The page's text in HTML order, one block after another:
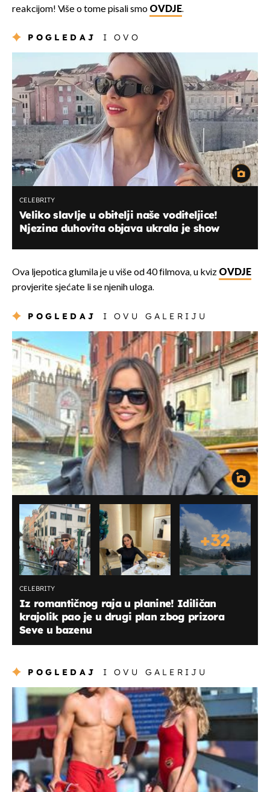
reakcijom! Više o tome pisali smo OVDJE.
POGLEDAJ I OVO
CELEBRITY
Veliko slavlje u obitelji naše voditeljice!
Njezina duhovita objava ukrala je show
Ova ljepotica glumila je u više od 40 filmova, u kviz OVDJE
provjerite sjećate li se njenih uloga.
POGLEDAJ I OVU GALERIJU
+32
CELEBRITY
Iz romantičnog raja u planine! Idiličan
krajolik pao je u drugi plan zbog prizora
Seve u bazenu
POGLEDAJ I OVU GALERIJU